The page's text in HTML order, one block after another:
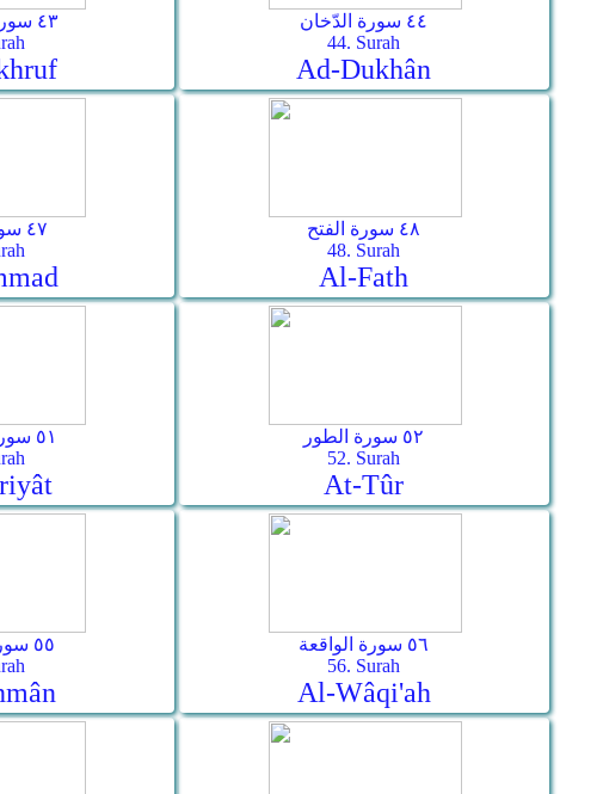
٤٣ سورة الزخرف
٤٤ سورة الدّخان
44. Surah
Ad-Dukhân
٤٧ سورة محمد
٤٨ سورة الفتح
48. Surah
Al-Fath
٥١ سورة الذاريات
٥٢ سورة الطور
52. Surah
At-Tûr
٥٥ سورة الرحمن
٥٦ سورة الواقعة
56. Surah
Al-Wâqi'ah